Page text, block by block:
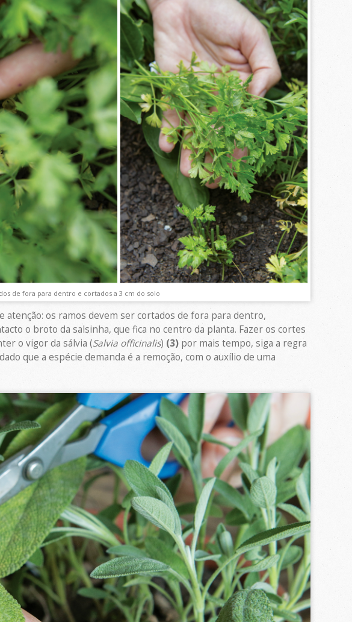
de fora para dentro e cortados a 3 cm do solo
atenção: os ramos devem ser cortados de fora para dentro,
o broto da salsinha, que fica no centro da planta. Fazer os cortes
o vigor da sálvia (Salvia officinalis) (3)por mais tempo, siga a regra
que a espécie demanda é a remoção, com o auxílio de uma